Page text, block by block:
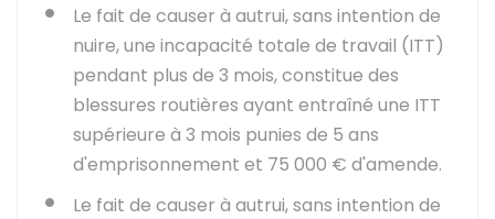
Le fait de causer à autrui, sans intention de
nuire, une incapacité totale de travail (ITT)
pendant plus de 3 mois, constitue des
blessures routières ayant entraîné une ITT
supérieure à 3 mois punies de 5 ans
d'emprisonnement et 75 000 € d'amende.
Le fait de causer à autrui, sans intention de